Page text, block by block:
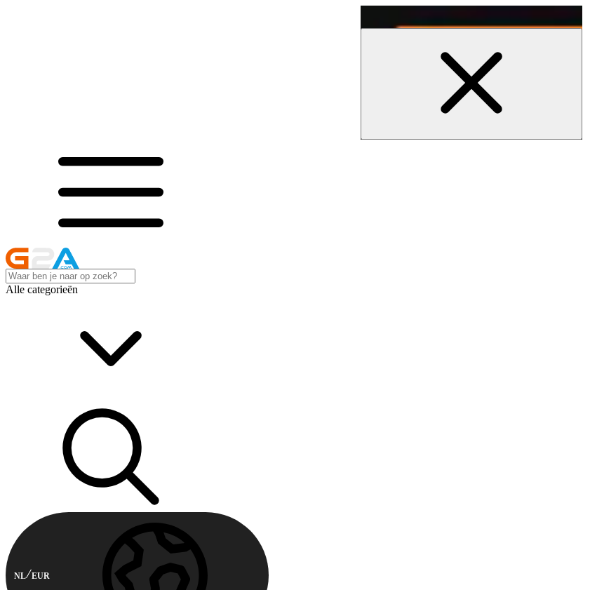
Alle categorieën
NL EUR